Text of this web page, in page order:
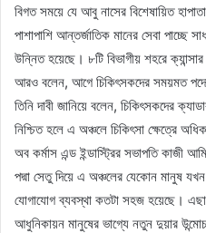
বিগত সময়ে যে আবু নাসের বিশেষায়িত
পাশাপাশি আন্তর্জাতিক মানের সেবা পাচ্ছে
উন্নিত হয়েছে। ৮টি বিভাগীয় শহরে
আরও বলেন, আগে চিকিৎসকদের সময়মত
তিনি দাবী জানিয়ে বলেন, চিকিৎসকদের
নিশ্চিত হলে এ অঞ্চলে চিকিৎসা ক্ষেত্রে
অব কর্মাস এন্ড ইন্ডাস্ট্রির সভাপতি কাজী
পদ্মা সেতু দিয়ে এ অঞ্চলের যেকোন মানুষ
যোগাযোগ ব্যবস্থা কতটা সহজ হয়েছে।
আধুনিকায়ন মানুষের ভাগ্যে নতুন দুয়ার